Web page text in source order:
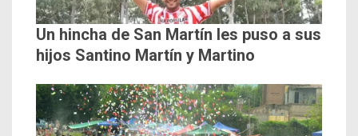
Un hincha de San Martín les puso a sus
hijos Santino Martín y Martino